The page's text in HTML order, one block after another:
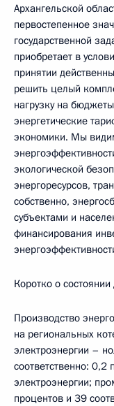
Архангельской
первостепенное
государственной
приобретает в
принятии
решить целый
нагрузку на
энергетические
экономики. Мы
экологической
энергоресурсов,
собственно,
субъектами и
финансирования
Коротко о
Производство
на региональных
электроэнергии –
соответственно:
электроэнергии;
процентов и 39